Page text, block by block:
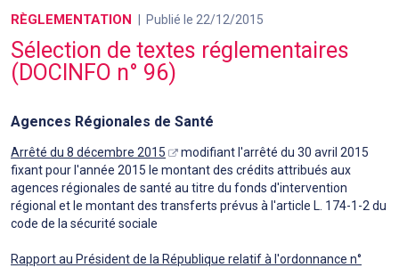
RÈGLEMENTATION Publié le 22/12/2015
Sélection de textes réglementaires
(DOCINFO n° 96)
Agences Régionales de Santé
Arrêté du 8 décembre 2015
modifiant l'arrêté du 30 avril 2015
fixant pour l'année 2015 le montant des crédits attribués aux
agences régionales de santé au titre du fonds d'intervention
régional et le montant des transferts prévus à l'article L. 174-1-2 du
code de la sécurité sociale
Rapport au Président de la République relatif à l'ordonnance n°